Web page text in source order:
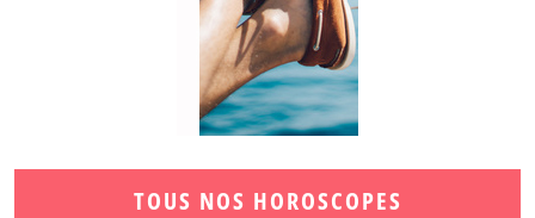
TOUS NOS HOROSCOPES